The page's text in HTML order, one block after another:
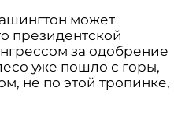
может
президентской
за одобрение
уже пошло с горы,
не по этой тропинке,